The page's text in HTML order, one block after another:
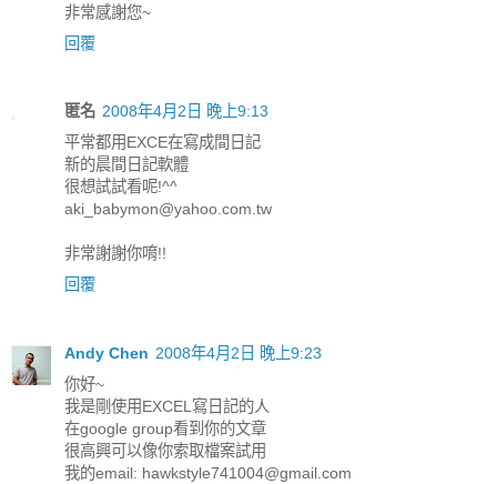
非常感謝您~
回覆
匿名 2008年4月2日 晚上9:13
平常都用EXCE在寫成間日記
新的晨間日記軟體
很想試試看呢!^^
aki_babymon@yahoo.com.tw
非常謝謝你唷!!
回覆
Andy Chen 2008年4月2日 晚上9:23
你好~
我是剛使用EXCEL寫日記的人
在google group看到你的文章
很高興可以像你索取檔案試用
我的email: hawkstyle741004@gmail.com